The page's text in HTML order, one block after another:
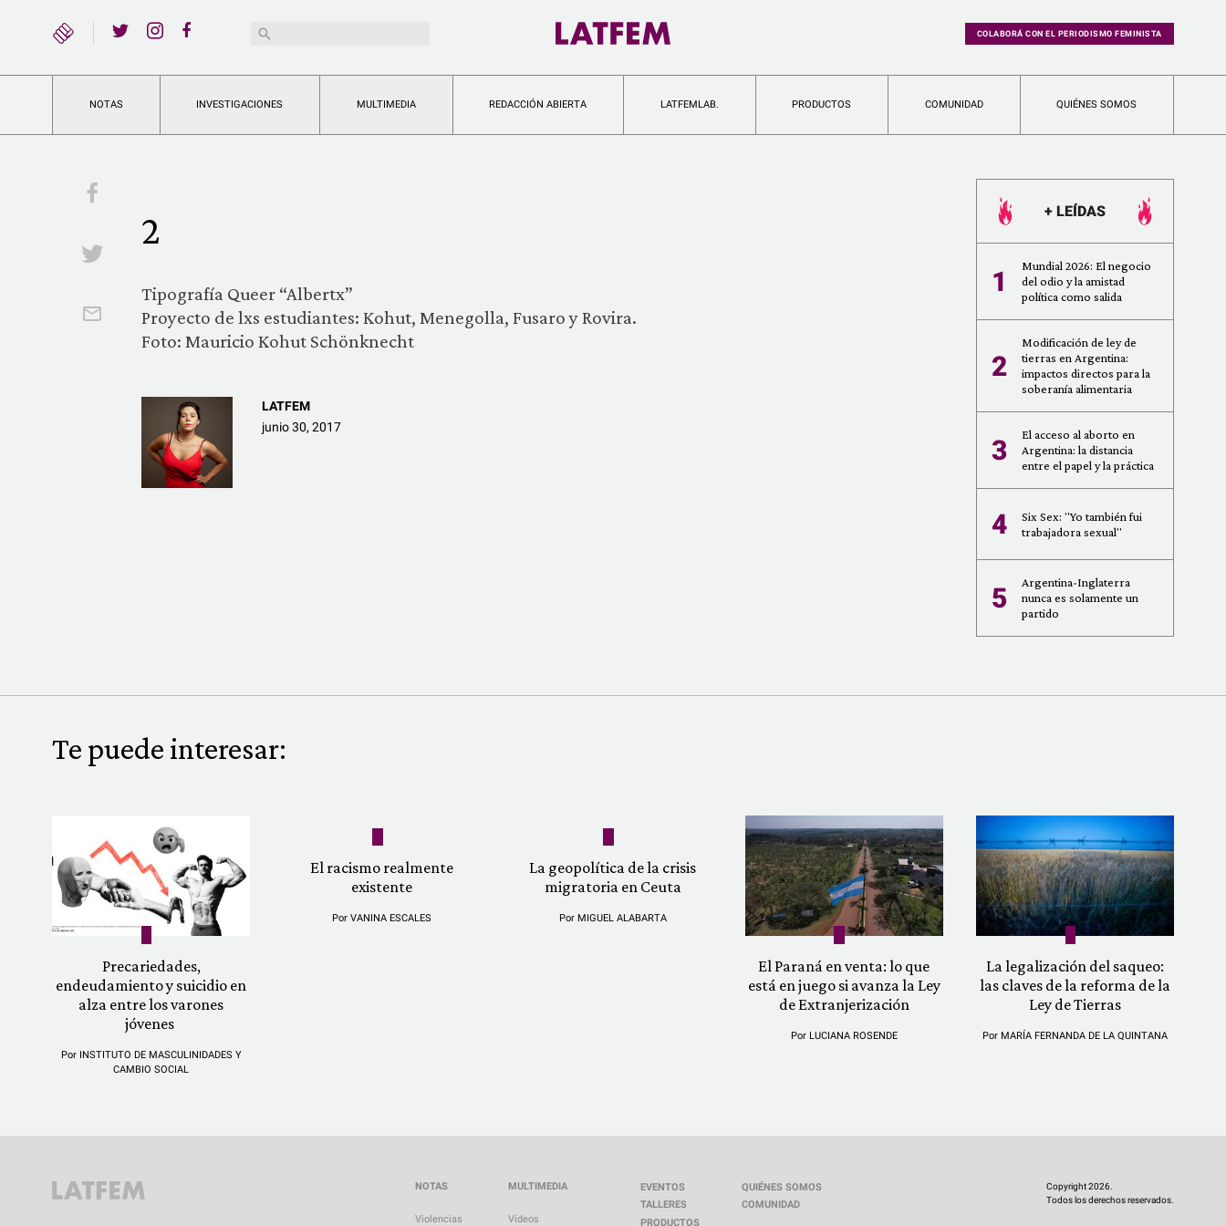
YouTubeBuscar: COLABORÁ CON EL PERIODISMO FEMINISTA
NOTAS INVESTIGACIONES MULTIMEDIA REDACCIÓN ABIERTA LATFEMLAB. PRODUCTOS COMUNIDAD QUIÉNES SOMOS
Email
2
Tipografía Queer “Albertx”
Proyecto de lxs estudiantes: Kohut, Menegolla, Fusaro y Rovira.
Foto: Mauricio Kohut Schönknecht
LATFEM
junio 30, 2017
+ LEÍDAS
1
Mundial 2026: El negocio
del odio y la amistad
política como salida
2
Modificación de ley de
tierras en Argentina:
impactos directos para la
soberanía alimentaria
3
El acceso al aborto en
Argentina: la distancia
entre el papel y la práctica
4
Six Sex: "Yo también fui
trabajadora sexual"
5
Argentina-Inglaterra
nunca es solamente un
partido
Te puede interesar:
Precariedades,
endeudamiento y suicidio en
alza entre los varones
jóvenes
Por INSTITUTO DE MASCULINIDADES Y
CAMBIO SOCIAL
El racismo realmente
existente
PorVANINA ESCALES
La geopolítica de la crisis
migratoria en Ceuta
Por MIGUEL ALABARTA
El Paraná en venta: lo que
está en juego si avanza la Ley
de Extranjerización
Por LUCIANA ROSENDE
La legalización del saqueo:
las claves de la reforma de la
Ley de Tierras
Por MARÍA FERNANDA DE LA QUINTANA
NOTAS
Violencias
MULTIMEDIA
Videos
EVENTOS
TALLERES
PRODUCTOS
QUIÉNES SOMOS
COMUNIDAD
Copyright 2026.
Todos los derechos reservados.